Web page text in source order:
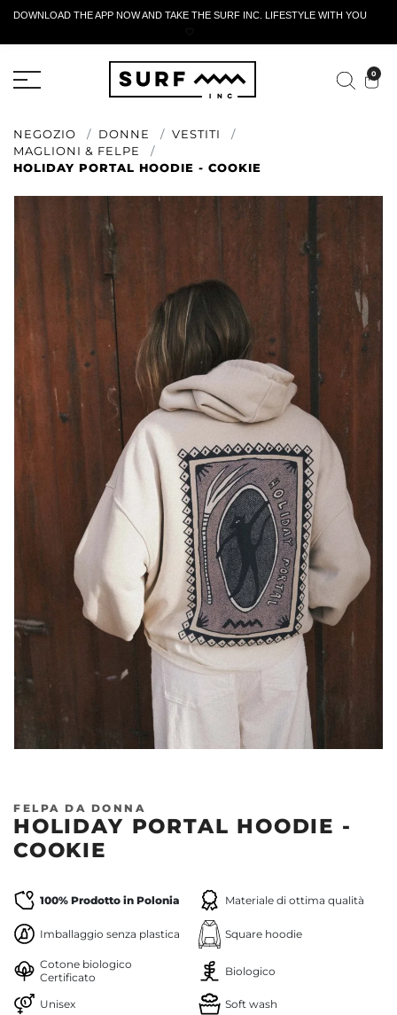
DOWNLOAD THE APP NOW AND TAKE THE SURF INC. LIFESTYLE WITH YOU
🤍
0
NEGOZIO DONNE
VESTITI
MAGLIONI & FELPE
HOLIDAY PORTAL HOODIE - COOKIE
FELPA DA DONNA
HOLIDAY PORTAL HOODIE -
COOKIE
100% Prodotto in Polonia Materiale di ottima qualità
Imballaggio senza plastica Square hoodie
Cotone biologico
Certificato
Biologico
Unisex Soft wash
MODULO DI RESTITUZIONE ATTIVO